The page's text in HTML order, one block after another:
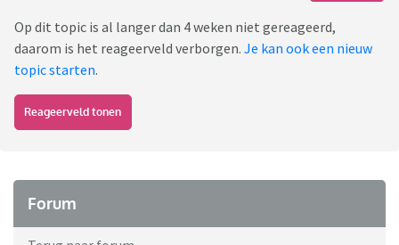
Op dit topic is al langer dan 4 weken niet gereageerd,
daarom is het reageerveld verborgen. Je kan ook een nieuw
topic starten.
Reageerveld tonen
Forum